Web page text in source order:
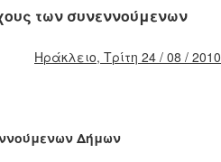
των συνεννούμενων
Ηράκλειο, Τρίτη 24 / 08 / 2010
Δήμων